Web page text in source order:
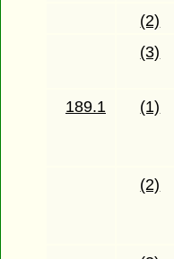
(2)
(3)
189.1
(1)
(2)